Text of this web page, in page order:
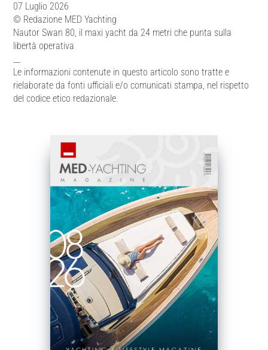
07 Luglio 2026
© Redazione MED Yachting
Nautor Swan 80, il maxi yacht da 24 metri che punta sulla
libertà operativa
Le informazioni contenute in questo articolo sono tratte e
rielaborate da fonti ufficiali e/o comunicati stampa, nel rispetto
del codice etico redazionale.